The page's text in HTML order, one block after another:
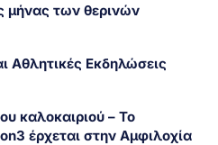
μήνας των θερινών
Αθλητικές Εκδηλώσεις
καλοκαιριού – Το
έρχεται στην Αμφιλοχία